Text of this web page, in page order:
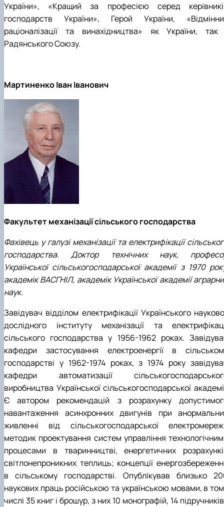
України», «Кращий за професією серед
господарств України», Герой України,
раціоналізації та винахідництва» як України, так
Радянського Союзу.
Мартиненко Іван Іванович
Факультет механізації сільського господарства
Фахівець у галузі механізації та електрифікації
господарства. Доктор технічних наук,
Української сільськогосподарської академії з 1970
академік ВАСГНІЛ, академік Української академії
наук.
Завідувач відділом електрифікації Українського
дослідного інституту механізації та
сільського господарства у 1956-1962 роках.
кафедри застосування електроенергії в
господарстві у 1962-1974 роках, з 1974 року
кафедри автоматизації
виробництва Української сільськогосподарської
Є автором рекомендацій з розрахунку
навантаження асинхронних двигунів при
живленні від сільськогосподарської
методик проектування систем управління
процесами в тваринництві, енергетичних
світлонепроникних теплиць; концепції
в сільському господарстві. Опублікував близько
наукових праць російською та українською мовами, в
числі 35 книг і брошур, з них 10 монографій, 14 підручників